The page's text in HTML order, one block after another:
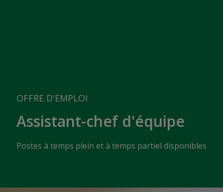
OFFRE D'EMPLOI
Assistant-chef d'équipe
Postes à temps plein et à temps partiel disponibles